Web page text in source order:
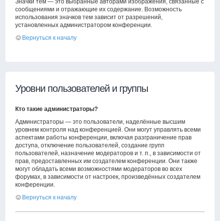
Значки тем — это выбранные авторами изображения, связанные с
сообщениями и отражающие их содержание. Возможность
использования значков тем зависит от разрешений,
установленных администратором конференции.
Вернуться к началу
Уровни пользователей и группы
Кто такие администраторы?
Администраторы — это пользователи, наделённые высшим
уровнем контроля над конференцией. Они могут управлять всеми
аспектами работы конференции, включая разграничение прав
доступа, отключение пользователей, создание групп
пользователей, назначение модераторов и т. п., в зависимости от
прав, предоставленных им создателем конференции. Они также
могут обладать всеми возможностями модераторов во всех
форумах, в зависимости от настроек, произведённых создателем
конференции.
Вернуться к началу